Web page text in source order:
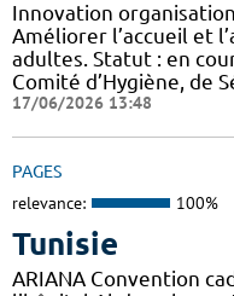
Innovation
Améliorer l’accueil et
adultes. Statut : en
Comité d’Hygiène, de
17/06/2026 13:48
PAGES
relevance: 100%
Tunisie
ARIANA Convention